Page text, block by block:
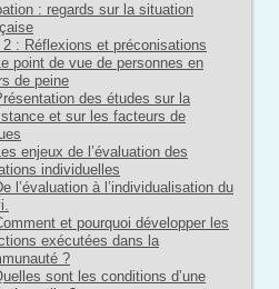
: regards sur la situation
2 : Réflexions et préconisations
point de vue de personnes en
de peine
des études sur la
et sur les facteurs de
enjeux de l’évaluation des
individuelles
l’évaluation à l’individualisation du
et pourquoi développer les
exécutées dans la
?
sont les conditions d’une